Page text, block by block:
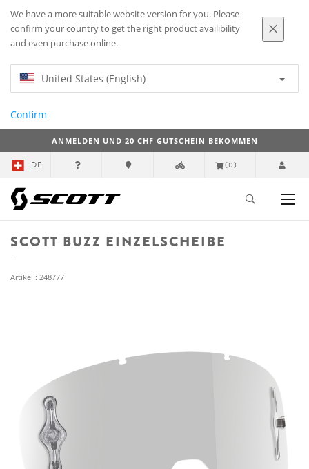
We have a more suitable website version for you. Please
confirm your country to get the right product availibility
and even purchase online.
United States (English)
Confirm
ANMELDEN UND 20 CHF GUTSCHEIN BEKOMMEN
DE (0)
SCOTT BUZZ EINZELSCHEIBE
Artikel : 248777